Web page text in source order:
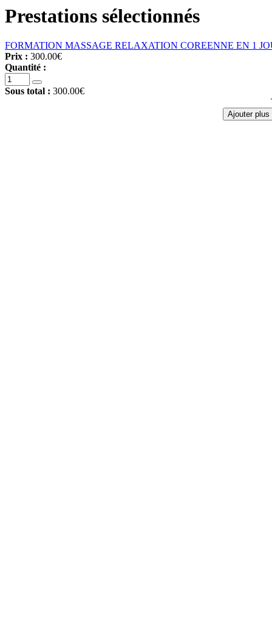
Prestations sélectionnés
FORMATION MASSAGE RELAXATION COREENNE EN 1
Prix : 300.00€
Quantité :
Sous total : 300.00€
Ajouter plus